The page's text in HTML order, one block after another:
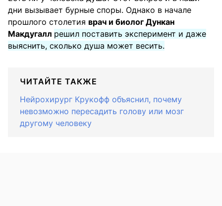
дни вызывает бурные споры. Однако в начале
прошлого столетия врач и биолог Дункан
Макдугалл решил поставить эксперимент и даже
выяснить, сколько душа может весить.
ЧИТАЙТЕ ТАКЖЕ
Нейрохирург Крукофф объяснил, почему
невозможно пересадить голову или мозг
другому человеку